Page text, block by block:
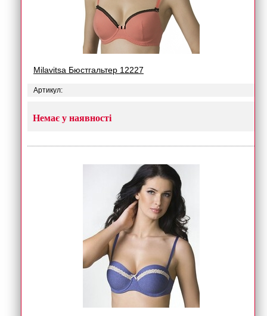
Milavitsa Бюстгальтер 12227
Артикул:
Немає у наявності